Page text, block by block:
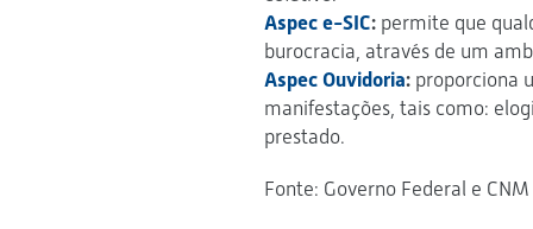
Aspec e-SIC: permite que
burocracia, através de um
Aspec Ouvidoria: proporciona
manifestações, tais como:
prestado.
Fonte: Governo Federal e CNM